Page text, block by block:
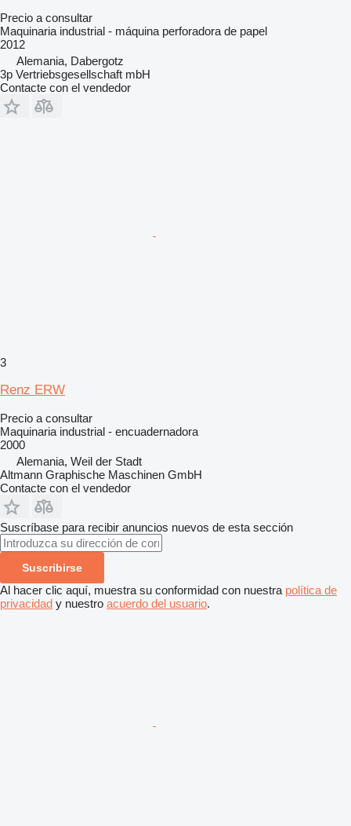
Precio a consultar
Maquinaria industrial - máquina perforadora de papel
2012
Alemania, Dabergotz
3p Vertriebsgesellschaft mbH
Contacte con el vendedor
3
Renz ERW
Precio a consultar
Maquinaria industrial - encuadernadora
2000
Alemania, Weil der Stadt
Altmann Graphische Maschinen GmbH
Contacte con el vendedor
Suscríbase para recibir anuncios nuevos de esta sección
Suscribirse
Al hacer clic aquí, muestra su conformidad con nuestra política de
privacidad y nuestro acuerdo del usuario.